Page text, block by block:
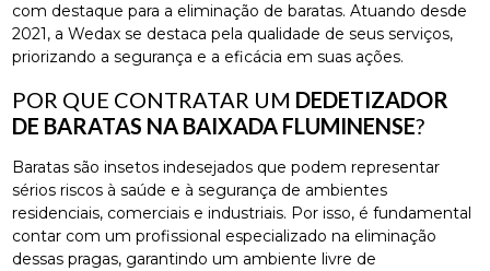
com destaque para a eliminação de baratas. Atuando desde
2021, a Wedax se destaca pela qualidade de seus serviços,
priorizando a segurança e a eficácia em suas ações.
POR QUE CONTRATAR UM DEDETIZADOR
DE BARATAS NA BAIXADA FLUMINENSE?
Baratas são insetos indesejados que podem representar
sérios riscos à saúde e à segurança de ambientes
residenciais, comerciais e industriais. Por isso, é fundamental
contar com um profissional especializado na eliminação
dessas pragas, garantindo um ambiente livre de